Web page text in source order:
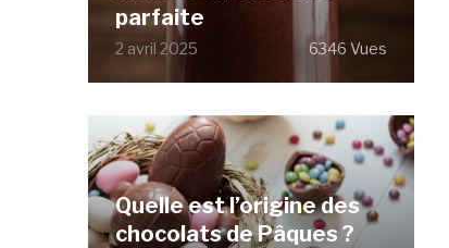
parfaite
2 avril 2025 6346 Vues
Quelle est l’origine des
chocolats de Pâques ?